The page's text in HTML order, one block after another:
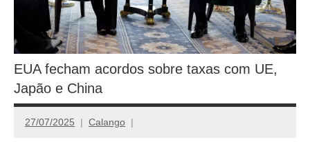
EUA fecham acordos sobre taxas com UE,
Japão e China
27/07/2025 Calango